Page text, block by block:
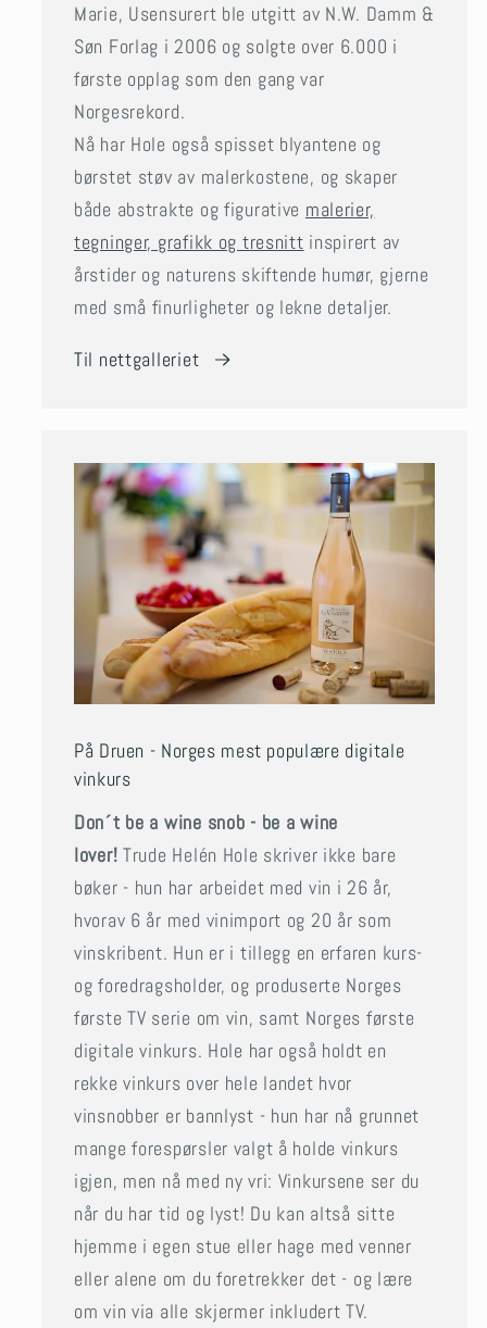
Marie, Usensurert ble utgitt av N.W. Damm &
Søn Forlag i 2006 og solgte over 6.000 i
første opplag som den gang var
Norgesrekord.
Nå har Hole også spisset blyantene og
børstet støv av malerkostene, og skaper
både abstrakte og figurative malerier,
tegninger, grafikk og tresnitt inspirert av
årstider og naturens skiftende humør, gjerne
med små finurligheter og lekne detaljer.
Til nettgalleriet
På Druen - Norges mest populære digitale
vinkurs
Don´t be a wine snob - be a wine
lover!Trude Helén Hole skriver ikke bare
bøker - hun har arbeidet med vin i 26 år,
hvorav 6 år med vinimport og 20 år som
vinskribent. Hun er i tillegg en erfaren kurs-
og foredragsholder, og produserte Norges
første TV serie om vin, samt Norges første
digitale vinkurs. Hole har også holdt en
rekke vinkurs over hele landet hvor
vinsnobber er bannlyst - hun har nå grunnet
mange forespørsler valgt å holde vinkurs
igjen, men nå med ny vri: Vinkursene ser du
når du har tid og lyst! Du kan altså sitte
hjemme i egen stue eller hage med venner
eller alene om du foretrekker det - og lære
om vin via alle skjermer inkludert TV.